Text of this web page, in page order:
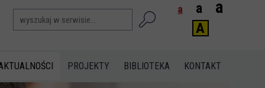
a a a
A
PROJEKTY BIBLIOTEKA KONTAKT